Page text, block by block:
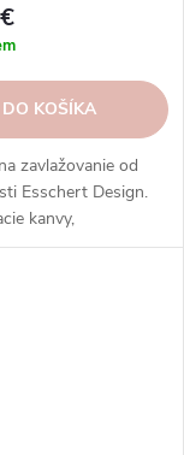
DO KOŠÍKA
zavlažovanie od
Esschert Design.
kanvy,
striekačky,
a ďalšie